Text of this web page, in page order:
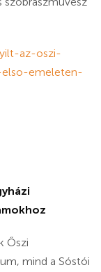
az-oszi-
emeleten-
Őszi
mind a Sóstói